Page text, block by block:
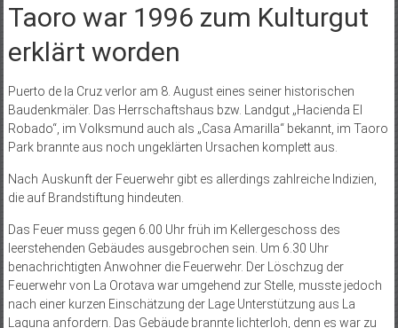
Taoro war 1996 zum Kulturgut
erklärt worden
Puerto de la Cruz verlor am 8. August eines seiner historischen
Baudenkmäler. Das Herrschaftshaus bzw. Landgut „Hacienda El
Robado“, im Volksmund auch als „Casa Amarilla“ bekannt, im Taoro
Park brannte aus noch ungeklärten Ursachen komplett aus.
Nach Auskunft der Feuerwehr gibt es allerdings zahlreiche Indizien,
die auf Brandstiftung hindeuten.
Das Feuer muss gegen 6.00 Uhr früh im Kellergeschoss des
leerstehenden Gebäudes ausgebrochen sein. Um 6.30 Uhr
benachrichtigten Anwohner die Feuerwehr. Der Löschzug der
Feuerwehr von La Orotava war umgehend zur Stelle, musste jedoch
nach einer kurzen Einschätzung der Lage Unterstützung aus La
Laguna anfordern. Das Gebäude brannte lichterloh, denn es war zu